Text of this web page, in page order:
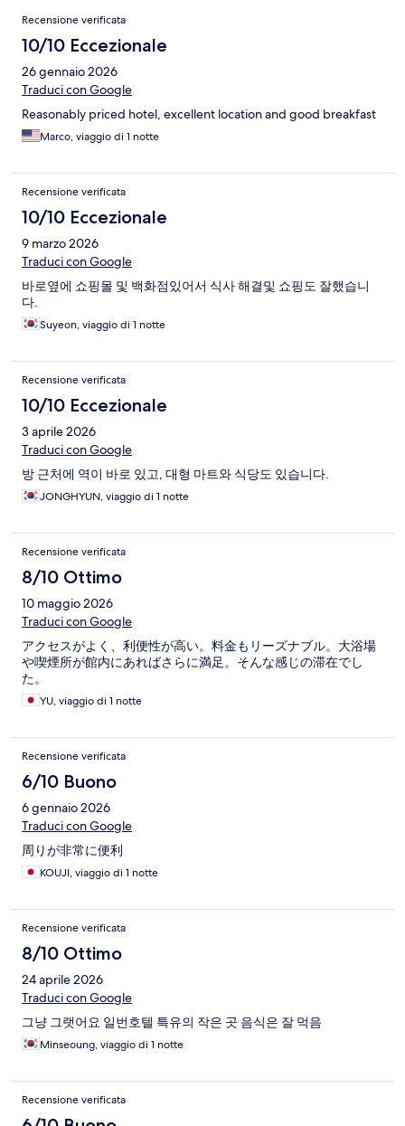
Recensioni
Recensione verificata
10/10 Eccezionale
26 gennaio 2026
Traduci con Google
Reasonably priced hotel, excellent location and good breakfast
Marco, viaggio di 1 notte
Recensione verificata
10/10 Eccezionale
9 marzo 2026
Traduci con Google
바로옆에 쇼핑몰 및 백화점있어서 식사 해결및 쇼핑도 잘했습니
다.
Suyeon, viaggio di 1 notte
Recensione verificata
10/10 Eccezionale
3 aprile 2026
Traduci con Google
방 근처에 역이 바로 있고, 대형 마트와 식당도 있습니다.
JONGHYUN, viaggio di 1 notte
Recensione verificata
8/10 Ottimo
10 maggio 2026
Traduci con Google
アクセスがよく、利便性が高い。料金もリーズナブル。大浴場
や喫煙所が館内にあればさらに満足。そんな感じの滞在でし
た。
YU, viaggio di 1 notte
Recensione verificata
6/10 Buono
6 gennaio 2026
Traduci con Google
周りが非常に便利
KOUJI, viaggio di 1 notte
Recensione verificata
8/10 Ottimo
24 aprile 2026
Traduci con Google
그냥 그랫어요 일번호텔 특유의 작은 곳 음식은 잘 먹음
Minseoung, viaggio di 1 notte
Recensione verificata